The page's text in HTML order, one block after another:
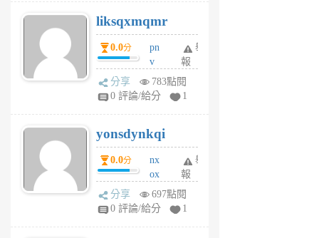
6
個
月
前
liksqxmqmr
0.0分
pn
v
wt
sv
6
個
月
前
舉
報
分享
783點閱
0 評論/給分
1
yonsdynkqi
0.0分
nx
ox
rh
pe
舉
報
分享
697點閱
0 評論/給分
1